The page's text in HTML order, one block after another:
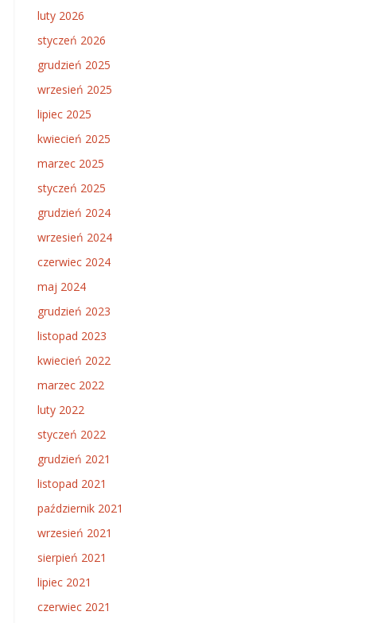
luty 2026
styczeń 2026
grudzień 2025
wrzesień 2025
lipiec 2025
kwiecień 2025
marzec 2025
styczeń 2025
grudzień 2024
wrzesień 2024
czerwiec 2024
maj 2024
grudzień 2023
listopad 2023
kwiecień 2022
marzec 2022
luty 2022
styczeń 2022
grudzień 2021
listopad 2021
październik 2021
wrzesień 2021
sierpień 2021
lipiec 2021
czerwiec 2021